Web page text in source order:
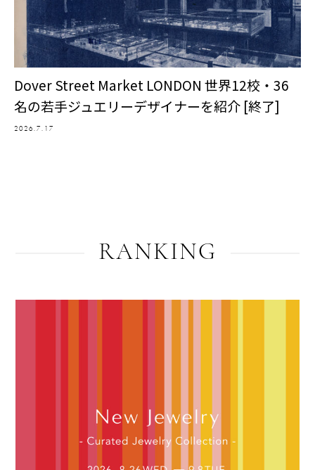
Dover Street Market LONDON 世界12校・36
名の若手ジュエリーデザイナーを紹介 [終了]
2026.7.17
RANKING